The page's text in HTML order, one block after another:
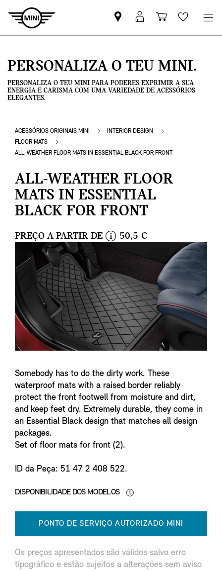
Pesquisar
parceiro
Iniciar
sessão
Carrinho
de
Wishlist
PERSONALIZA O TEU MINI.
PERSONALIZA O TEU MINI PARA PODERES EXPRIMIR A SUA
ENERGIA E CARISMA COM UMA VARIEDADE DE ACESSÓRIOS
ELEGANTES.
ACESSÓRIOS ORIGINAIS MINI
INTERIOR DESIGN
FLOOR MATS
ALL-WEATHER FLOOR MATS IN ESSENTIAL BLACK FOR FRONT
ALL-WEATHER FLOOR
MATS IN ESSENTIAL
BLACK FOR FRONT
PREÇO A PARTIR DE
f
o
50,5 €
Somebody has to do the dirty work. These
waterproof mats with a raised border reliably
protect the front footwell from moisture and dirt,
and keep feet dry. Extremely durable, they come in
an Essential Black design that matches all design
packages.
Set of floor mats for front (2).
ID da Peça: 51 47 2 408 522.
DISPONIBILIDADE DOS MODELOS
PONTO DE SERVIÇO AUTORIZADO MINI
Os preços apresentados são válidos salvo erro
tipográfico e estão sujeitos a alterações sem aviso